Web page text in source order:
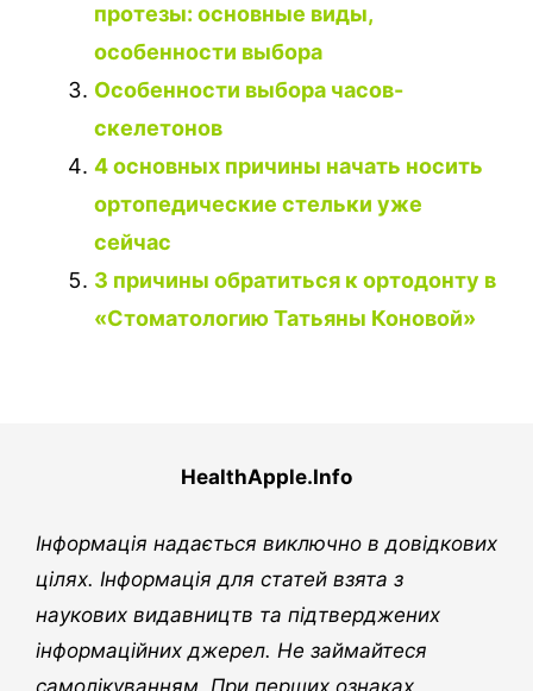
протезы: основные виды,
особенности выбора
Особенности выбора часов-
скелетонов
4 основных причины начать носить
ортопедические стельки уже
сейчас
3 причины обратиться к ортодонту в
«Стоматологию Татьяны Коновой»
HealthApple.Info
Інформація надається виключно в довідкових
цілях. Інформація для статей взята з
наукових видавництв та підтверджених
інформаційних джерел. Не займайтеся
самолікуванням. При перших ознаках